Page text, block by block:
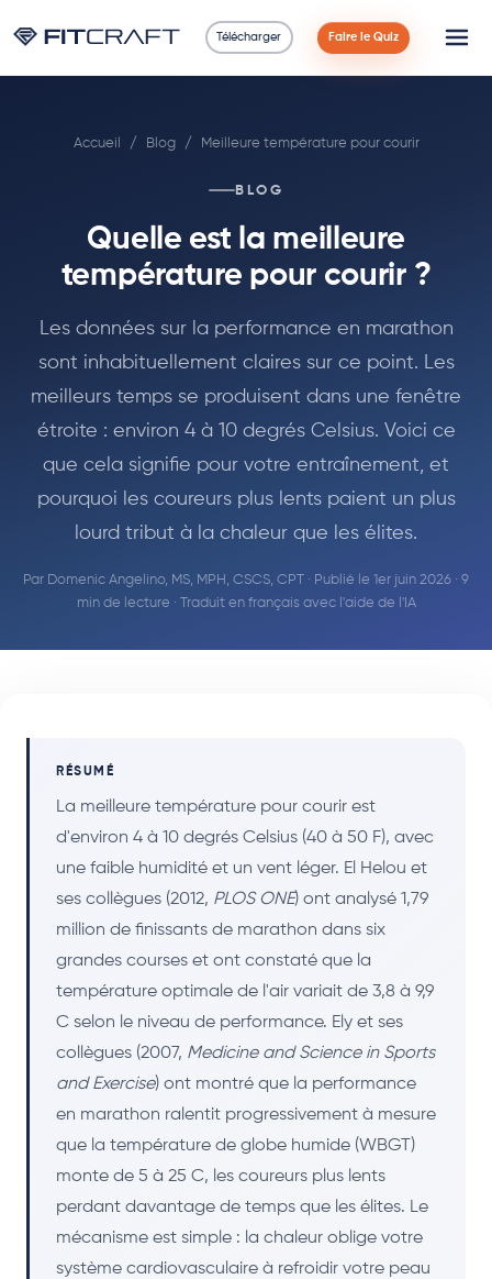
Télécharger Faire le Quiz
Guides
90 Jours
Exercices
Accueil / Blog / Meilleure température pour courir
BLOG
Quelle est la meilleure
température pour courir ?
Les données sur la performance en marathon
sont inhabituellement claires sur ce point. Les
meilleurs temps se produisent dans une fenêtre
étroite : environ 4 à 10 degrés Celsius. Voici ce
que cela signifie pour votre entraînement, et
pourquoi les coureurs plus lents paient un plus
lourd tribut à la chaleur que les élites.
Par Domenic Angelino, MS, MPH, CSCS, CPT · Publié le 1er juin 2026 · 9
min de lecture · Traduit en français avec l'aide de l'IA
RÉSUMÉ
La meilleure température pour courir est
d'environ 4 à 10 degrés Celsius (40 à 50 F), avec
une faible humidité et un vent léger. El Helou et
ses collègues (2012, PLOS ONE) ont analysé 1,79
million de finissants de marathon dans six
grandes courses et ont constaté que la
température optimale de l'air variait de 3,8 à 9,9
C selon le niveau de performance. Ely et ses
collègues (2007, Medicine and Science in Sports
and Exercise) ont montré que la performance
en marathon ralentit progressivement à mesure
que la température de globe humide (WBGT)
monte de 5 à 25 C, les coureurs plus lents
perdant davantage de temps que les élites. Le
mécanisme est simple : la chaleur oblige votre
système cardiovasculaire à refroidir votre peau